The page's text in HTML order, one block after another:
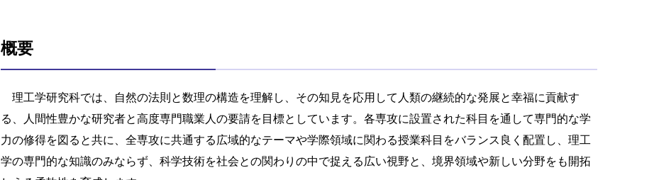
概要
理工学研究科では、自然の法則と数理の構造を理解し、その知見を応用して人類の継続的な発展と幸福に貢献す
る、人間性豊かな研究者と高度専門職業人の要請を目標としています。各専攻に設置された科目を通して専門的な学
力の修得を図ると共に、全専攻に共通する広域的なテーマや学際領域に関わる授業科目をバランス良く配置し、理工
学の専門的な知識のみならず、科学技術を社会との関わりの中で捉える広い視野と、境界領域や新しい分野をも開拓